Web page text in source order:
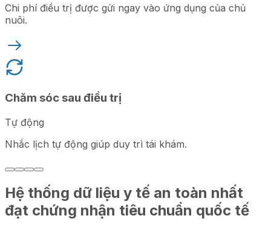
Chi phí điều trị được gửi ngay vào ứng dụng của chủ
nuôi.
Chăm sóc sau điều trị
Tự động
Nhắc lịch tự động giúp duy trì tái khám.
Hệ thống dữ liệu y tế an toàn nhất
đạt chứng nhận tiêu chuẩn quốc tế